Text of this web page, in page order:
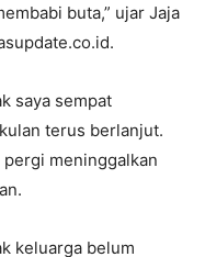
buta,” ujar Jaja
saya sempat
terus berlanjut.
meninggalkan
keluarga belum